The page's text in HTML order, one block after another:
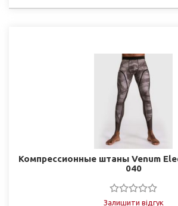
Компрессионные штаны Venum
040
Залишити відгук